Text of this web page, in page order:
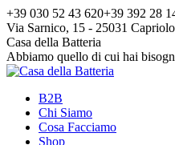
Vai
ai
contenuti
+39 030 52 43 620+39 392 28
Via Sarnico, 15 - 25031
Facebook
page
opens
new
window
Instagram
page
opens
new
window
X
page
opens
new
window
Casa della Batteria
Abbiamo quello di cui hai
B2B
Chi Siamo
Cosa Facciamo
Shop